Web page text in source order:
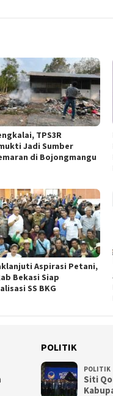
TPS3R
Jadi Sumber
di Bojongmangu
Aspirasi Petani,
Bekasi Siap
SS BKG
POLITIK
POLITIK
Siti